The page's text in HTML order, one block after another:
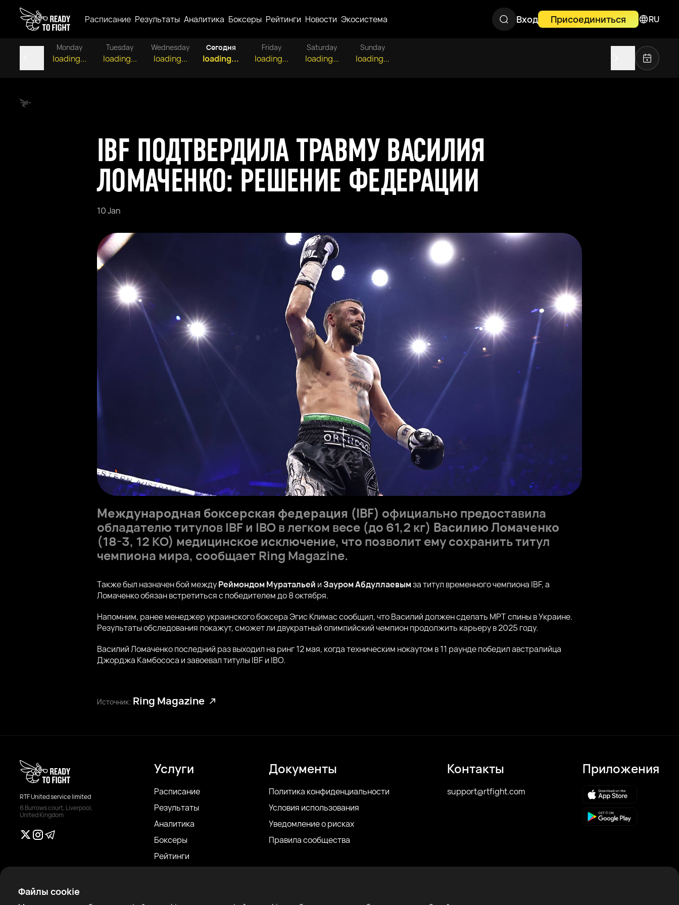
Расписание Результаты Аналитика Боксеры Рейтинги Новости Экосистема Вход Присоединиться RU
Monday
loading...
Tuesday
loading...
Wednesday
loading...
Сегодня
loading...
Friday
loading...
Saturday
loading...
Sunday
loading...
Файлы cookie
IBF ПОДТВЕРДИЛА ТРАВМУ ВАСИЛИЯ
ЛОМАЧЕНКО: РЕШЕНИЕ ФЕДЕРАЦИИ
10 Jan
Международная боксерская федерация (IBF) официально предоставила
обладателю титулов IBF и IBO в легком весе (до 61,2 кг) Василию Ломаченко
(18-3, 12 КО) медицинское исключение, что позволит ему сохранить титул
чемпиона мира, сообщает Ring Magazine.
Также был назначен бой междуРеймондом Муратальей иЗауром Абдуллаевымза титул временного чемпиона IBF, а
Ломаченко обязан встретиться с победителем до 8 октября.
Напомним, ранее менеджер украинского боксера Эгис Климас сообщил, что Василий должен сделать МРТ спины в Украине.
Результаты обследования покажут, сможет ли двукратный олимпийский чемпион продолжить карьеру в 2025 году.
Василий Ломаченко последний раз выходил на ринг 12 мая, когда техническим нокаутом в 11 раунде победил австралийца
Джорджа Камбососа и завоевал титулы IBF и IBO.
Источник: Ring Magazine
RTF United service limited
6 Burrows court, Liverpool,
United Kingdom
Услуги
Расписание
Результаты
Аналитика
Боксеры
Рейтинги
Документы
Политика конфиденциальности
Условия использования
Уведомление о рисках
Правила сообщества
Контакты
support@rtfight.com
Приложения